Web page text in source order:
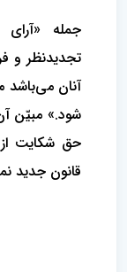
جمله
تجدیدنظر و
آنان می‌باشد
شود.» مبیّن
حق شکایت از
قانون جدید